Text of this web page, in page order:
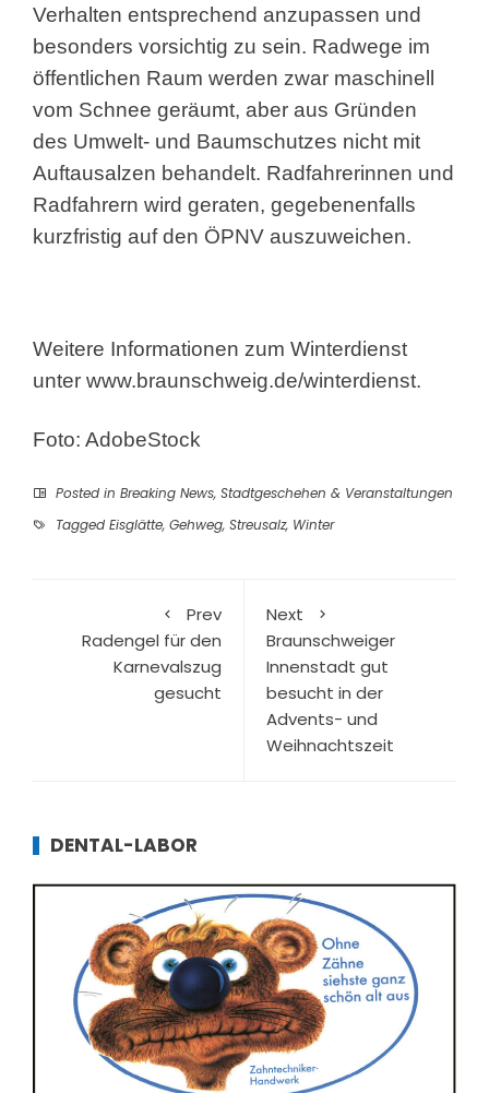
Verhalten entsprechend anzupassen und
besonders vorsichtig zu sein. Radwege im
öffentlichen Raum werden zwar maschinell
vom Schnee geräumt, aber aus Gründen
des Umwelt- und Baumschutzes nicht mit
Auftausalzen behandelt. Radfahrerinnen und
Radfahrern wird geraten, gegebenenfalls
kurzfristig auf den ÖPNV auszuweichen.
Weitere Informationen zum Winterdienst
unter www.braunschweig.de/winterdienst.
Foto: AdobeStock
Posted in Breaking News, Stadtgeschehen & Veranstaltungen
Tagged Eisglätte, Gehweg, Streusalz, Winter
Prev
Radengel für den
Karnevalszug
gesucht
Next
Braunschweiger
Innenstadt gut
besucht in der
Advents- und
Weihnachtszeit
DENTAL-LABOR